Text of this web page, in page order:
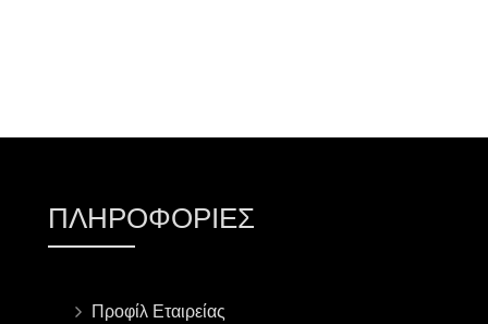
ΠΛΗΡΟΦΟΡΊΕΣ
Προφίλ Εταιρείας